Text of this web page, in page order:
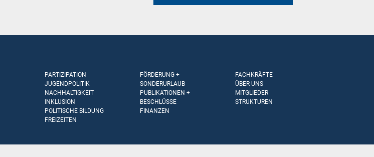
PARTIZIPATION
JUGENDPOLITIK
NACHHALTIGKEIT
INKLUSION
POLITISCHE BILDUNG
FREIZEITEN
FÖRDERUNG +
SONDERURLAUB
PUBLIKATIONEN +
BESCHLÜSSE
FINANZEN
FACHKRÄFTE
ÜBER UNS
MITGLIEDER
STRUKTUREN